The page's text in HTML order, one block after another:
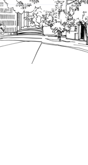
תכנוניות
מעת לעת.